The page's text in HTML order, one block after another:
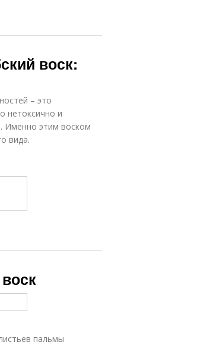
воск:
– это
нетоксично и
Именно этим воском
вида.
пальмы